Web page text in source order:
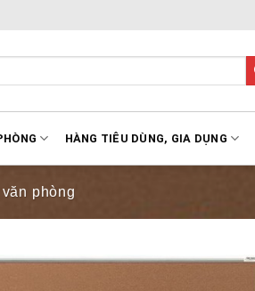
HÀNG TIÊU DÙNG, GIA DỤNG
phòng